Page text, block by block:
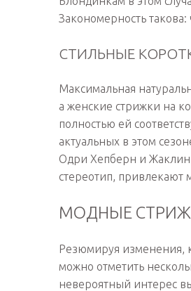
Закономерность
СТИЛЬНЫЕ
Максимальная
а женские стрижки на
полностью ей
актуальных в этом
Одри Хепберн и Жаклин
стереотип,
МОДНЫЕ
Резюмируя изменения,
можно отметить
невероятный интерес